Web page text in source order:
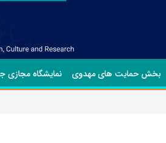
بخش حمایت های مهدوی نمایشگاه مجازی